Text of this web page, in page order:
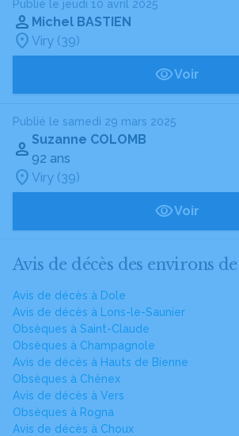
Publié le jeudi 10 avril 2025
Michel BASTIEN
Viry (39)
Voir
Publié le samedi 29 mars 2025
Suzanne COLOMB
92 ans
Viry (39)
Voir
Avis de décès des environs
Avis de décès à Dole
Avis de décès à Lons-le-Saunier
Obsèques à Saint-Claude
Obsèques à Champagnole
Avis de décès à Hauts de Bienne
Obsèques à Chênex
Avis de décès à Vers
Obsèques à Rogna
Avis de décès à Choux